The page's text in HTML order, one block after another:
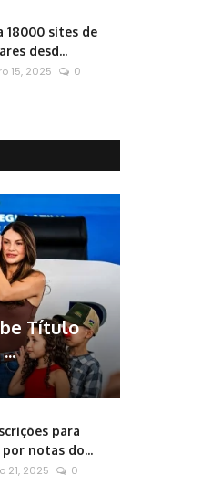
18000 sites de
desd...
15, 2025 0
Título
para
notas do...
21, 2025 0